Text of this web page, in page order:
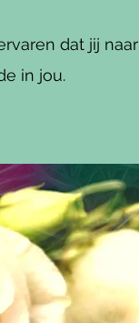
dat jij naar
in jou.